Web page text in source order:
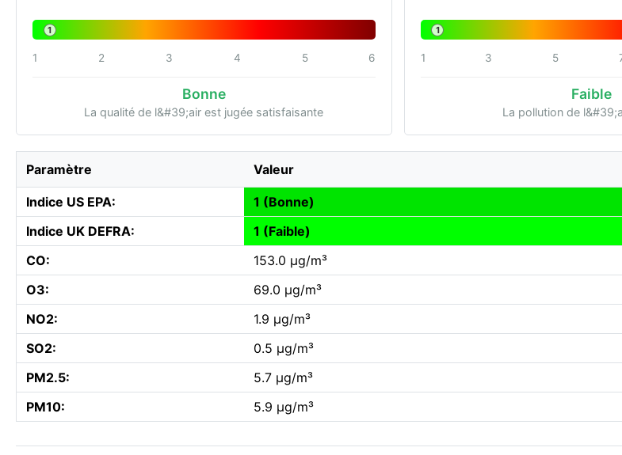
1
1 2 3 4 5 6
Bonne
La qualité de l&#39;air est jugée satisfaisante
1
1 3 5
Faible
La pollution de
Paramètre Valeur
Indice US EPA:
1 (Bonne)
Indice UK DEFRA:
1 (Faible)
CO:
153.0 µg/m³
O3:
69.0 µg/m³
NO2:
1.9 µg/m³
SO2:
0.5 µg/m³
PM2.5:
5.7 µg/m³
PM10:
5.9 µg/m³